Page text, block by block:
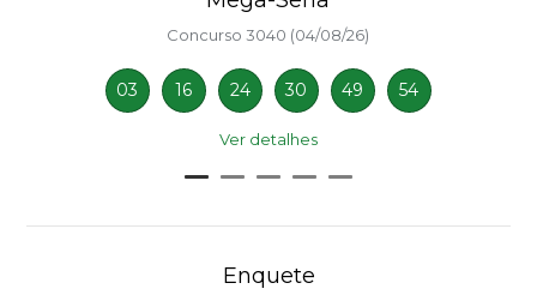
Concurso 3040 (04/08/26)
03 16 24 30 49 54
Ver detalhes
Enquete